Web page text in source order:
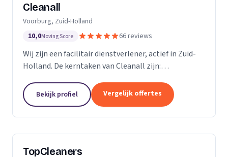
Cleanall
Voorburg, Zuid-Holland
10,0Moving Score 66 reviews
Wij zijn een facilitair dienstverlener, actief in Zuid-
Holland. De kerntaken van Cleanall zijn:
wij aanbieden in particulieren en zakelijke
omgevingen....
Bekijk profiel Vergelijk offertes
TopCleaners